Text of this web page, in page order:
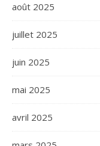
août 2025
juillet 2025
juin 2025
mai 2025
avril 2025